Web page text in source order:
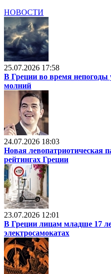
НОВОСТИ
25.07.2026 17:58
В Греции во время непогоды
молний
24.07.2026 18:03
Новая левопатриотическая
рейтингах Греции
23.07.2026 12:01
В Греции лицам младше 17
электросамокатах